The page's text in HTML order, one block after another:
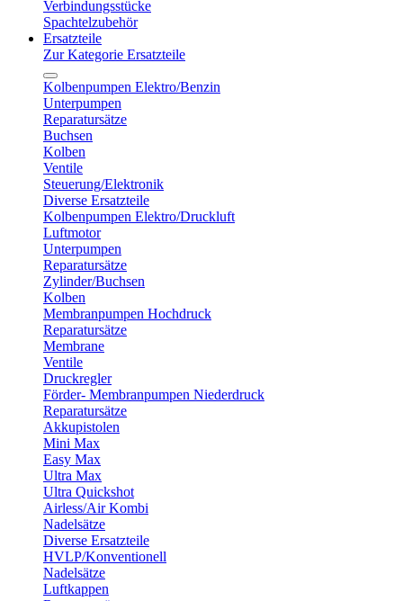
Verbindungsstücke
Spachtelzubehör
Ersatzteile
Zur Kategorie Ersatzteile
Kolbenpumpen Elektro/Benzin
Unterpumpen
Reparatursätze
Buchsen
Kolben
Ventile
Steuerung/Elektronik
Diverse Ersatzteile
Kolbenpumpen Elektro/Druckluft
Luftmotor
Unterpumpen
Reparatursätze
Zylinder/Buchsen
Kolben
Membranpumpen Hochdruck
Reparatursätze
Membrane
Ventile
Druckregler
Förder- Membranpumpen Niederdruck
Reparatursätze
Akkupistolen
Mini Max
Easy Max
Ultra Max
Ultra Quickshot
Airless/Air Kombi
Nadelsätze
Diverse Ersatzteile
HVLP/Konventionell
Nadelsätze
Luftkappen